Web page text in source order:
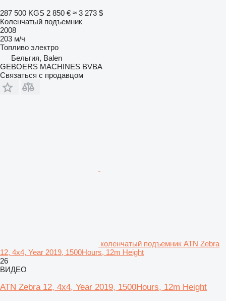
287 500 KGS 2 850 € ≈ 3 273 $
Коленчатый подъемник
2008
203 м/ч
Топливо электро
Бельгия, Balen
GEBOERS MACHINES BVBA
Связаться с продавцом
коленчатый подъемник ATN Zebra
12, 4x4, Year 2019, 1500Hours, 12m Height
26
ВИДЕО
ATN Zebra 12, 4x4, Year 2019, 1500Hours, 12m Height